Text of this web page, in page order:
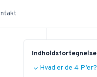
Indholdsfortegnelse
Hvad er de 4 P’er?